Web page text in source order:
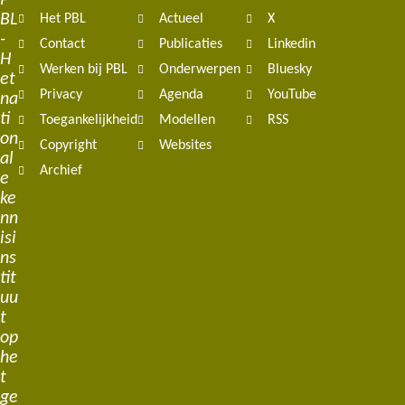
BL
-
H
et
na
ti
on
al
e
ke
nn
isi
ns
tit
uu
t
op
he
t
ge
navigation
Het PBL
Contact
Werken bij PBL
Privacy
Toegankelijkheid
Copyright
Archief
Actueel
Publicaties
Onderwerpen
Agenda
Modellen
Websites
X
Linkedin
Bluesky
YouTube
RSS